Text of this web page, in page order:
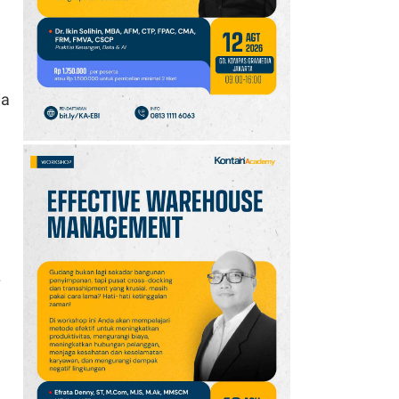
10 Intip Prakiraan Cuaca
Sumsel Kamis (6/8):
Hujan Ringan
Mendominasi, Siapkan
Payung!